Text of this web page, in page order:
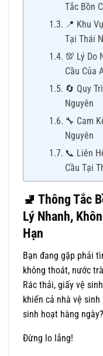
Tắc Bồn
📍 Khu
Tại Thái
💯 Lý Do
Cầu Của
🔄 Quy
Nguyên
🔧 Cam
Nguyên
📞 Liên
Cầu Tại
🚽 Thông Tắc
Lý Nhanh,
Hạn
Bạn đang gặp phải
không thoát, nước
Rác thải, giấy vệ
khiến cả nhà vệ
sinh hoạt hàng ngày?
Đừng lo lắng!